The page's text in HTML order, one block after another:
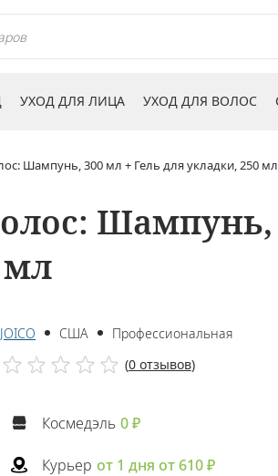
УХОД ДЛЯ ЛИЦА УХОД ДЛЯ ВОЛОС
Шампунь, 300 мл + Гель для укладки, 250
Шампунь,
мл
JOICO США Профессиональная
(0 отзывов)
Космедэль 0 ₽
Курьер от 1 дня от 610 ₽